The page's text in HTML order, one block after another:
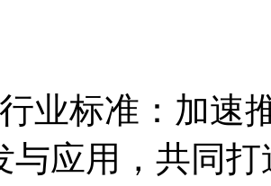
标准：加速
与应用，共同